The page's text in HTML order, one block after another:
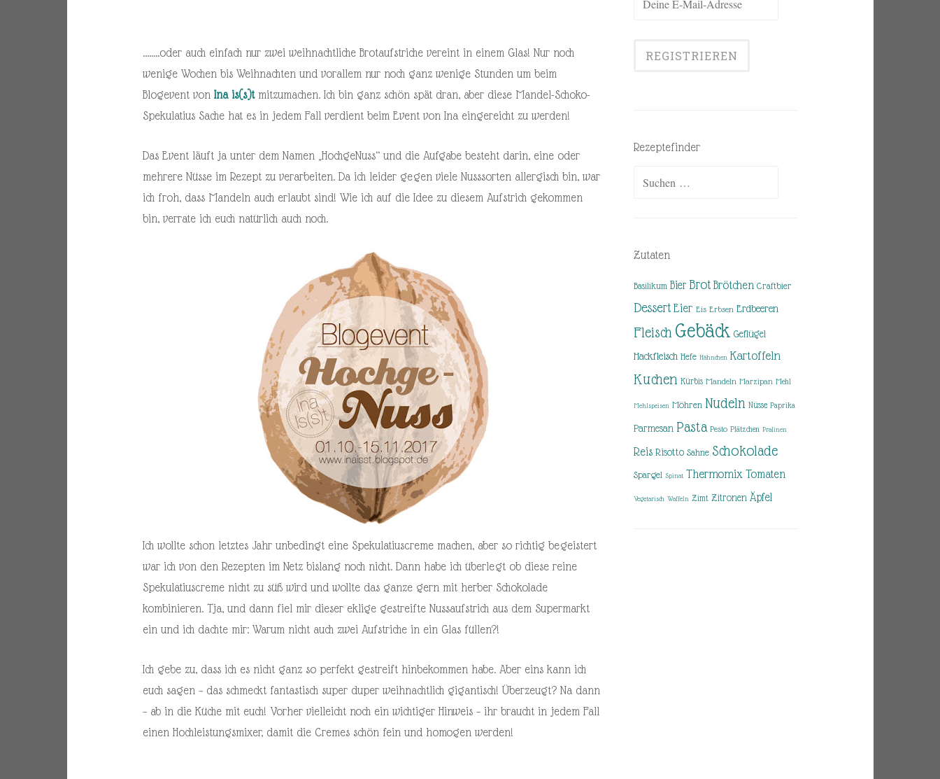
……..oder auch einfach nur zwei weihnachtliche Brotaufstriche vereint in einem Glas! Nur noch
wenige Wochen bis Weihnachten und vorallem nur noch ganz wenige Stunden um beim
Blogevent von Ina is(s)tmitzumachen. Ich bin ganz schön spät dran, aber diese Mandel-Schoko-
Spekulatius Sache hat es in jedem Fall verdient beim Event von Ina eingereicht zu werden!
Das Event läuft ja unter dem Namen „HochgeNuss“ und die Aufgabe besteht darin, eine oder
mehrere Nüsse im Rezept zu verarbeiten. Da ich leider gegen viele Nusssorten allergisch bin, war
ich froh, dass Mandeln auch erlaubt sind! Wie ich auf die Idee zu diesem Aufstrich gekommen
bin, verrate ich euch natürlich auch noch.
Ich wollte schon letztes Jahr unbedingt eine Spekulatiuscreme machen, aber so richtig begeistert
war ich von den Rezepten im Netz bislang noch nicht. Dann habe ich überlegt ob diese reine
Spekulatiuscreme nicht zu süß wird und wollte das ganze gern mit herber Schokolade
kombinieren. Tja, und dann fiel mir dieser eklige gestreifte Nussaufstrich aus dem Supermarkt
ein und ich dachte mir: Warum nicht auch zwei Aufstriche in ein Glas füllen?!
Ich gebe zu, dass ich es nicht ganz so perfekt gestreift hinbekommen habe. Aber eins kann ich
euch sagen – das schmeckt fantastisch super duper weihnachtlich gigantisch! Überzeugt? Na dann
– ab in die Küche mit euch! Vorher vielleicht noch ein wichtiger Hinweis – ihr braucht in jedem Fall
einen Hochleistungsmixer, damit die Cremes schön fein und homogen werden!
Rezeptefinder
Zutaten
Basilikum Bier Brot Brötchen Craftbier
Dessert Eier Eis Erbsen Erdbeeren
Fleisch Gebäck Geflügel
Hackfleisch Hefe Hähnchen Kartoffeln
Kuchen Kürbis Mandeln Marzipan Mehl
Mehlspeisen Möhren Nudeln Nüsse Paprika
Parmesan Pasta Pesto Plätzchen Pralinen
Reis Risotto Sahne Schokolade
Spargel Spinat Thermomix Tomaten
Vegetarisch Waffeln Zimt Zitronen Äpfel